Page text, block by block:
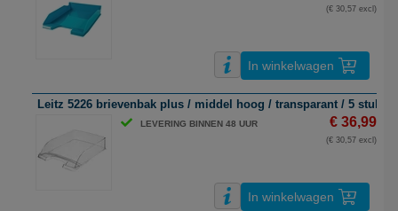
(€ 30,57 excl)
In winkelwagen
Leitz 5226 brievenbak plus / middel hoog / transparant / 5 stuks
LEVERING BINNEN 48 UUR € 36,99
(€ 30,57 excl)
In winkelwagen